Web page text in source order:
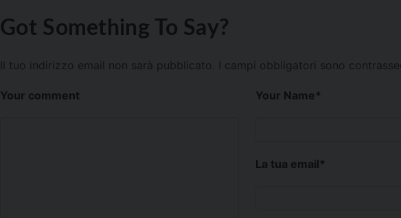
Got Something To Say?
Il tuo indirizzo email non sarà pubblicato. I campi obbligatori sono
Your comment Your Name*
La tua email*